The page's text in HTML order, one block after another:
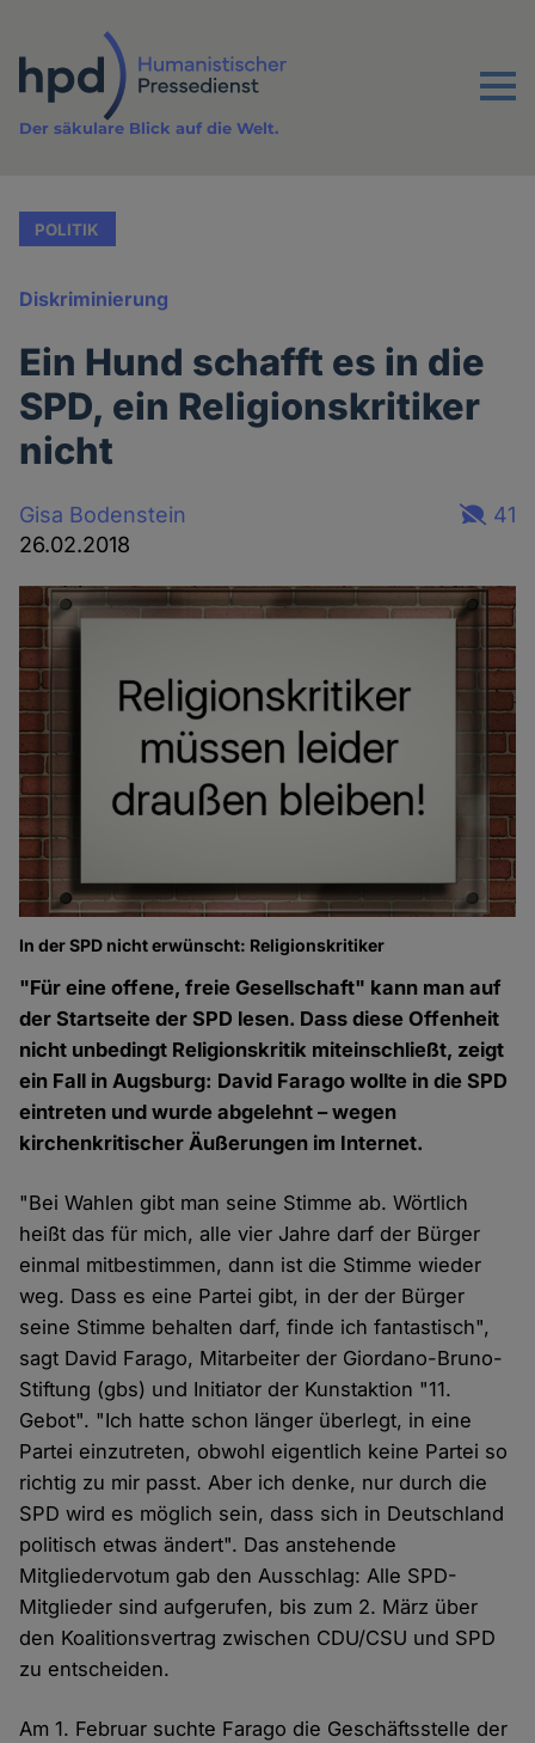
Inhalt
Menu
Der säkulare Blick auf die Welt.
POLITIK
Diskriminierung
Ein Hund schafft es in die
SPD, ein Religionskritiker
nicht
Gisa Bodenstein
26.02.2018
41
In der SPD nicht erwünscht: Religionskritiker
"Für eine offene, freie Gesellschaft" kann man auf
der Startseite der SPD lesen. Dass diese Offenheit
nicht unbedingt Religionskritik miteinschließt, zeigt
ein Fall in Augsburg: David Farago wollte in die SPD
eintreten und wurde abgelehnt – wegen
kirchenkritischer Äußerungen im Internet.
"Bei Wahlen gibt man seine Stimme ab. Wörtlich
heißt das für mich, alle vier Jahre darf der Bürger
einmal mitbestimmen, dann ist die Stimme wieder
weg. Dass es eine Partei gibt, in der der Bürger
seine Stimme behalten darf, finde ich fantastisch",
sagt David Farago, Mitarbeiter der Giordano-Bruno-
Stiftung (gbs) und Initiator der Kunstaktion "11.
Gebot". "Ich hatte schon länger überlegt, in eine
Partei einzutreten, obwohl eigentlich keine Partei so
richtig zu mir passt. Aber ich denke, nur durch die
SPD wird es möglich sein, dass sich in Deutschland
politisch etwas ändert". Das anstehende
Mitgliedervotum gab den Ausschlag: Alle SPD-
Mitglieder sind aufgerufen, bis zum 2. März über
den Koalitionsvertrag zwischen CDU/CSU und SPD
zu entscheiden.
Am 1. Februar suchte Farago die Geschäftsstelle der